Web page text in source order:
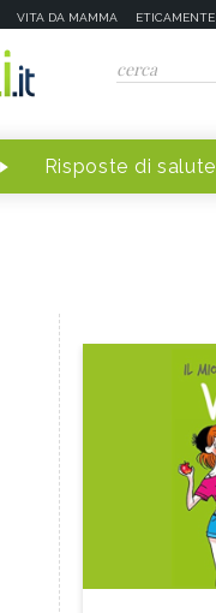
VITA DA MAMMA ETICAMENTE
Risposte di salute